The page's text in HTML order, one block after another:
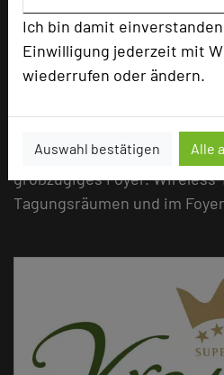
Ich bin damit
Einwilligung jederzeit mit
wiederrufen oder ändern.
Auswahl bestätigen
Klimaanlage
Unsere 7 Tagungsräume
erreichbar und gestalten
großzügiges Foyer.
Tagungsräumen und im